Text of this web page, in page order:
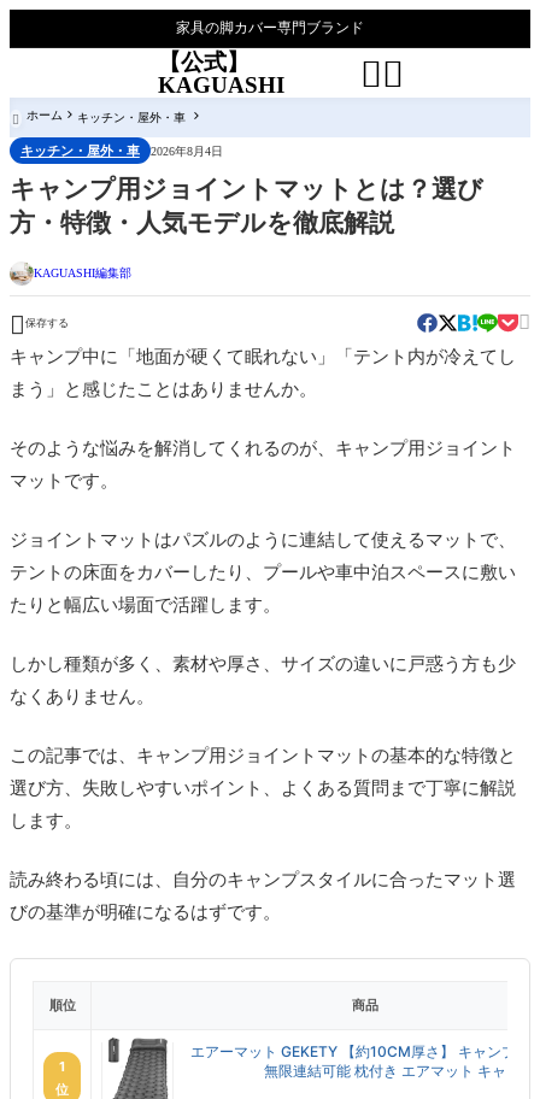
家具の脚カバー専門ブランド
【公式】
KAGUASHI

 ホーム キッチン・屋外・車
キッチン・屋外・車 2026年8月4日
キャンプ用ジョイントマットとは？選び
方・特徴・人気モデルを徹底解説
KAGUASHI編集部
 保存する 
キャンプ中に「地面が硬くて眠れない」「テント内が冷えてし
まう」と感じたことはありませんか。
そのような悩みを解消してくれるのが、キャンプ用ジョイント
マットです。
ジョイントマットはパズルのように連結して使えるマットで、
テントの床面をカバーしたり、プールや車中泊スペースに敷い
たりと幅広い場面で活躍します。
しかし種類が多く、素材や厚さ、サイズの違いに戸惑う方も少
なくありません。
この記事では、キャンプ用ジョイントマットの基本的な特徴と
選び方、失敗しやすいポイント、よくある質問まで丁寧に解説
します。
読み終わる頃には、自分のキャンプスタイルに合ったマット選
びの基準が明確になるはずです。
順位 商品
1
位
エアーマット GEKETY 【約10CM厚さ】 キャンプ マ
無限連結可能 枕付き エアマット キャンプ